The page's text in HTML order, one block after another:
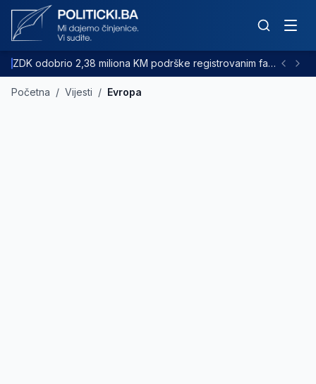
ZDK odobrio 2,38 miliona KM podrške registrovanim farmama goveda
Početna / Vijesti / Evropa